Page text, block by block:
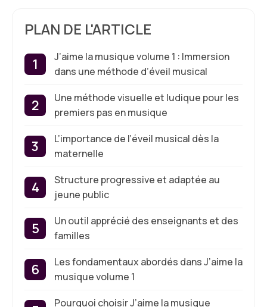
PLAN DE L'ARTICLE
J’aime la musique volume 1 : Immersion
dans une méthode d’éveil musical
Une méthode visuelle et ludique pour les
premiers pas en musique
L’importance de l’éveil musical dès la
maternelle
Structure progressive et adaptée au
jeune public
Un outil apprécié des enseignants et des
familles
Les fondamentaux abordés dans J’aime la
musique volume 1
Pourquoi choisir J’aime la musique